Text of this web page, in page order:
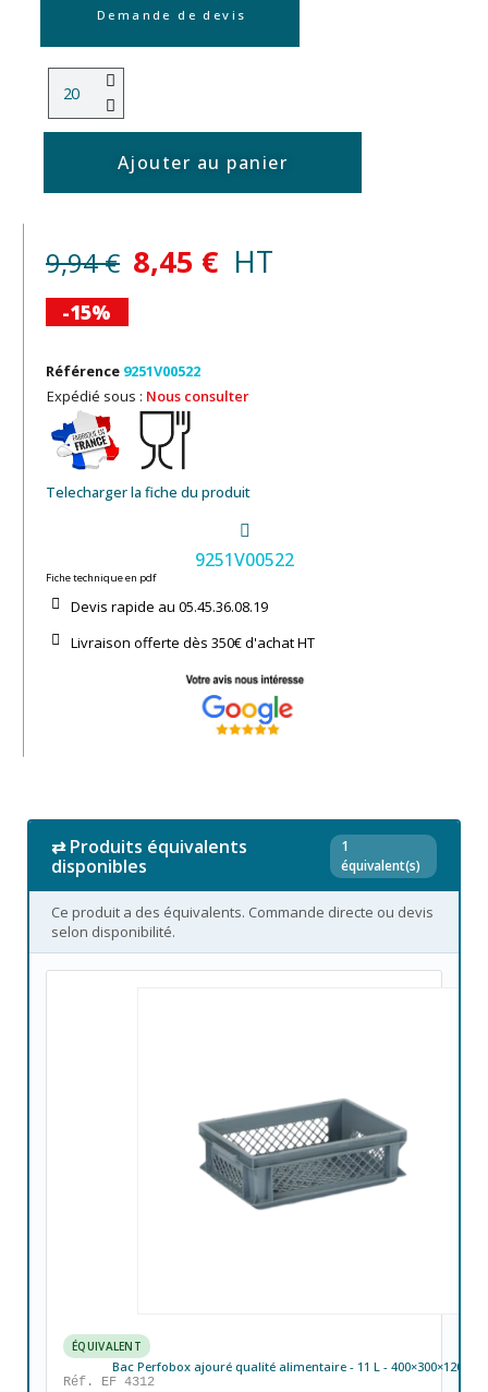
Demande de devis
Ajouter au panier
9,94 € 8,45 € HT
-15%
Référence 9251V00522
Expédié sous : Nous consulter
Telecharger la fiche du produit
9251V00522
Fiche technique en pdf
Devis rapide au 05.45.36.08.19​
Livraison offerte dès 350€ d'achat​ HT
⇄ Produits équivalents
disponibles
1
équivalent(s)
Ce produit a des équivalents. Commande directe ou devis
selon disponibilité.
ÉQUIVALENT
Bac Perfobox ajouré qualité alimentaire - 11 L - 400×300×120
Réf. EF 4312